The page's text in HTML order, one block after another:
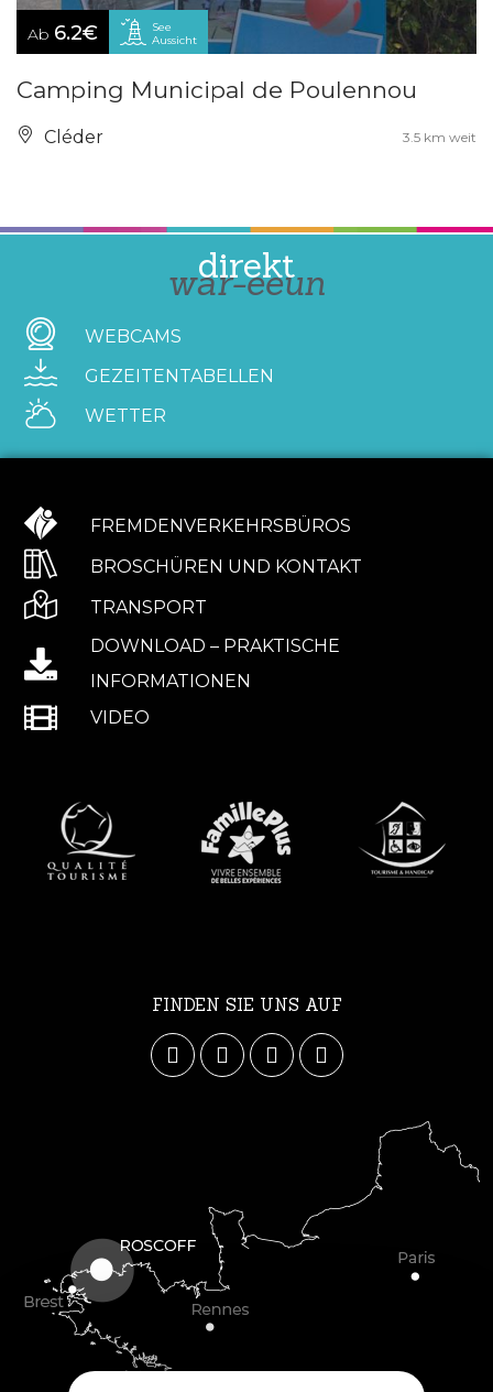
Ab 6.2€
See
Aussicht
Camping Municipal de Poulennou
Cléder 3.5 km weit
direkt
war-eeun
WEBCAMS
GEZEITENTABELLEN
WETTER
FREMDENVERKEHRSBÜROS
BROSCHÜREN UND KONTAKT
TRANSPORT
DOWNLOAD – PRAKTISCHE
INFORMATIONEN
VIDEO
FINDEN SIE UNS AUF